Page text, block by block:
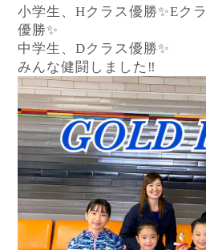
小学生、 Hクラス優勝✨Eク
優勝✨
中学生、 Dクラス優勝✨
みんな健闘しました ‼︎